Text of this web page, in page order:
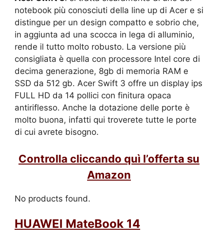
notebook più conosciuti della line up di Acer e si
distingue per un design compatto e sobrio che,
in aggiunta ad una scocca in lega di alluminio,
rende il tutto molto robusto. La versione più
consigliata è quella con processore Intel core di
decima generazione, 8gb di memoria RAM e
SSD da 512 gb. Acer Swift 3 offre un display ips
FULL HD da 14 pollici con finitura opaca
antiriflesso. Anche la dotazione delle porte è
molto buona, infatti qui troverete tutte le porte
di cui avrete bisogno.
Controlla cliccando quì l’offerta su
Amazon
No products found.
HUAWEI MateBook 14